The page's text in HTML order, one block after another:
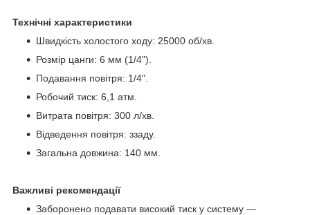
Технічні характеристики
Швидкість холостого ходу: 25000 об/хв.
Розмір цанги: 6 мм (1/4").
Подавання повітря: 1/4".
Робочий тиск: 6,1 атм.
Витрата повітря: 300 л/хв.
Відведення повітря: ззаду.
Загальна довжина: 140 мм.
Важливі рекомендації
Заборонено подавати високий тиск у систему —